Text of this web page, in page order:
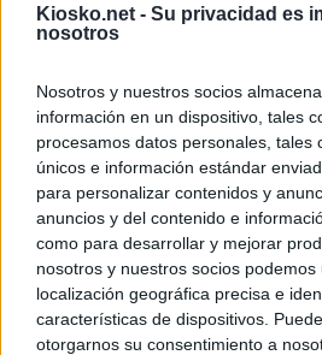
Kiosko.net - Su privacidad es
nosotros
Nosotros y nuestros socios
información en un dispositivo, tales
procesamos datos personales, tales
únicos e información estándar
para personalizar contenidos y
anuncios y del contenido e
como para desarrollar y mejorar
nosotros y nuestros socios
localización geográfica precisa e
características de dispositivos.
otorgarnos su consentimiento a